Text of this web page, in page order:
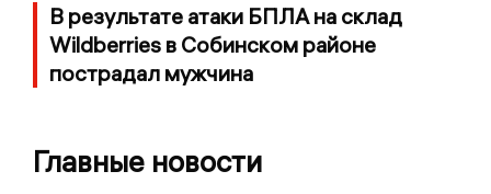
В результате атаки БПЛА на склад
Wildberries в Собинском районе
пострадал мужчина
Главные новости